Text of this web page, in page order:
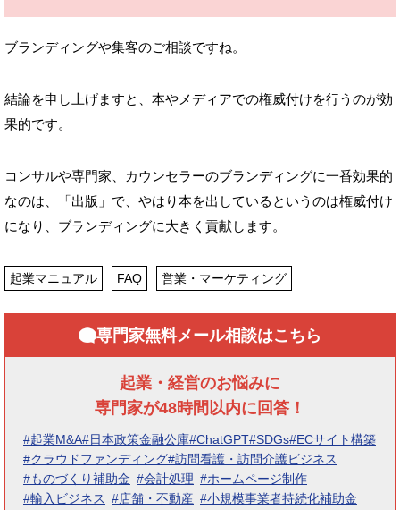
ブランディングや集客のご相談ですね。
結論を申し上げますと、本やメディアでの権威付けを行うのが効
果的です。
コンサルや専門家、カウンセラーのブランディングに一番効果的
なのは、「出版」で、やはり本を出しているというのは権威付け
になり、ブランディングに大きく貢献します。
起業マニュアル FAQ 営業・マーケティング
専門家無料メール相談はこちら
起業・経営のお悩みに
専門家が48時間以内に回答！
#起業M&A#日本政策金融公庫#ChatGPT#SDGs#ECサイト構築
#クラウドファンディング#訪問看護・訪問介護ビジネス
#ものづくり補助金 #会計処理 #ホームページ制作
#輸入ビジネス #店舗・不動産 #小規模事業者持続化補助金